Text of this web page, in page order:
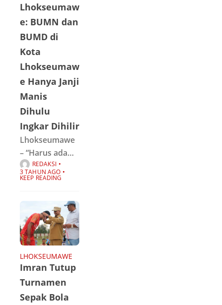
BUMN
menyelenggara
kan kegiatan
Bersama
BUMN bagi
karyawan,
keluarga
karyawan
BUMN, dan
masyarakat
Lhokseumaw
e: BUMN dan
BUMD di
Kota
Lhokseumaw
e Hanya Janji
Manis
Dihulu
Ingkar Dihilir
Lhokseumawe
– “Harus ada
pendekatan
dan
dengan
pemerintah
Kota
Lhokseumawe,
seperti janji
memperindah
taman,
melaporkan
REDAKSI
3 TAHUN AGO
KEEP READING
LHOKSEUMAWE
Imran Tutup
Turnamen
Sepak Bola